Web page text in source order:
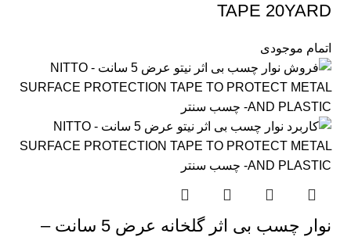
TAPE 20YARD
اتمام موجودی
نوار چسب بی اثر گلخانه عرض 5 سانت –